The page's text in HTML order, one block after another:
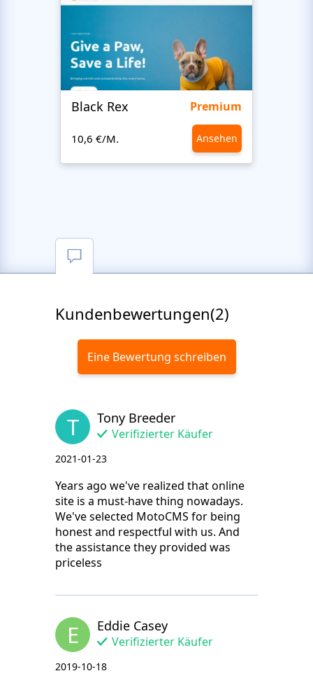
Black Rex Premium
10,6 €/M. Ansehen
Kundenbewertungen(2)
Eine Bewertung schreiben
T Tony Breeder
Verifizierter Käufer
2021-01-23
Years ago we've realized that online
site is a must-have thing nowadays.
We've selected MotoCMS for being
honest and respectful with us. And
the assistance they provided was
priceless
E Eddie Casey
Verifizierter Käufer
2019-10-18